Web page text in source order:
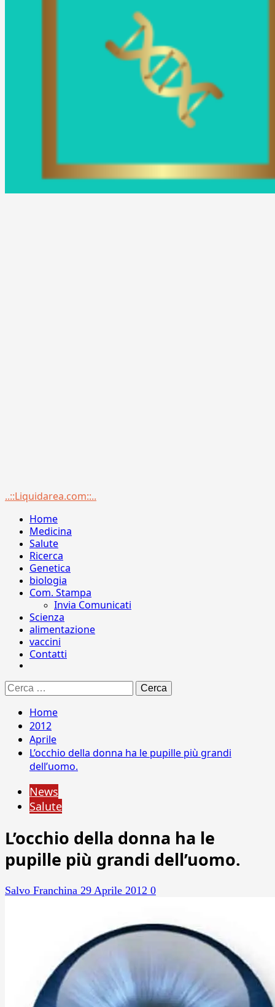
Menu
..::Liquidarea.com::..
Home
Medicina
Salute
Ricerca
Genetica
biologia
Com. Stampa
Invia Comunicati
Scienza
alimentazione
vaccini
Contatti
Ricerca
per:
Home
2012
Aprile
L’occhio della donna ha le pupille più grandi
dell’uomo.
News
Salute
L’occhio della donna ha le
pupille più grandi dell’uomo.
Salvo Franchina 29 Aprile 2012 0